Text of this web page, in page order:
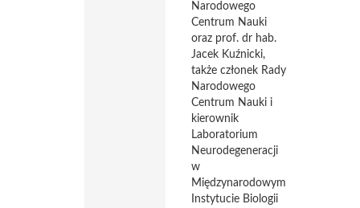
Narodowego
Centrum Nauki
oraz prof. dr hab.
Jacek Kuźnicki,
także członek Rady
Narodowego
Centrum Nauki i
kierownik
Laboratorium
Neurodegeneracji
w
Międzynarodowym
Instytucie Biologii